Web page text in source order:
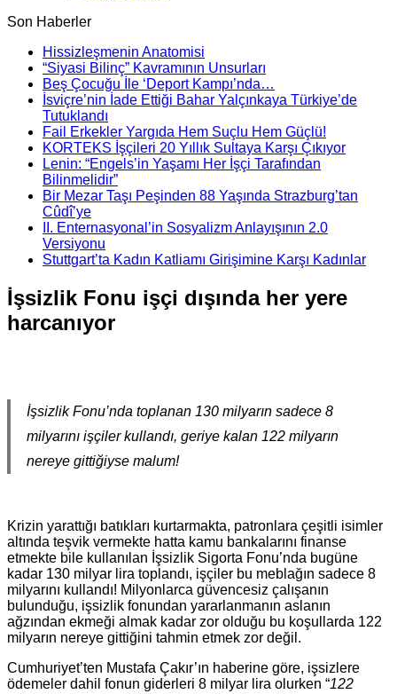
Son Haberler
Hissizleşmenin Anatomisi
“Siyasi Bilinç” Kavramının Unsurları
Beş Çocuğu İle ‘Deport Kampı’nda…
İsviçre’nin İade Ettiği Bahar Yalçınkaya Türkiye’de
Tutuklandı
Fail Erkekler Yargıda Hem Suçlu Hem Güçlü!
KORTEKS İşçileri 20 Yıllık Sultaya Karşı Çıkıyor
Lenin: “Engels’in Yaşamı Her İşçi Tarafından
Bilinmelidir”
Bir Mezar Taşı Peşinden 88 Yaşında Strazburg’tan
Cûdî’ye
II. Enternasyonal’in Sosyalizm Anlayışının 2.0
Versiyonu
Stuttgart’ta Kadın Katliamı Girişimine Karşı Kadınlar
İşsizlik Fonu işçi dışında her yere
harcanıyor
İşsizlik Fonu’nda toplanan 130 milyarın sadece 8
milyarını işçiler kullandı, geriye kalan 122 milyarın
nereye gittiğiyse malum!
Krizin yarattığı batıkları kurtarmakta, patronlara çeşitli isimler
altında teşvik vermekte hatta kamu bankalarını finanse
etmekte bile kullanılan İşsizlik Sigorta Fonu’nda bugüne
kadar 130 milyar lira toplandı, işçiler bu meblağın sadece 8
milyarını kullandı! Milyonlarca güvencesiz çalışanın
bulunduğu, işsizlik fonundan yararlanmanın aslanın
ağzından ekmeği almak kadar zor olduğu bu koşullarda 122
milyarın nereye gittiğini tahmin etmek zor değil.
Cumhuriyet’ten Mustafa Çakır’ın haberine göre, işsizlere
ödemeler dahil fonun giderleri 8 milyar lira olurken “122